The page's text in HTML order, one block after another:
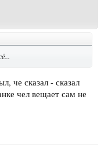
че сказал - сказал
чел вещает сам не